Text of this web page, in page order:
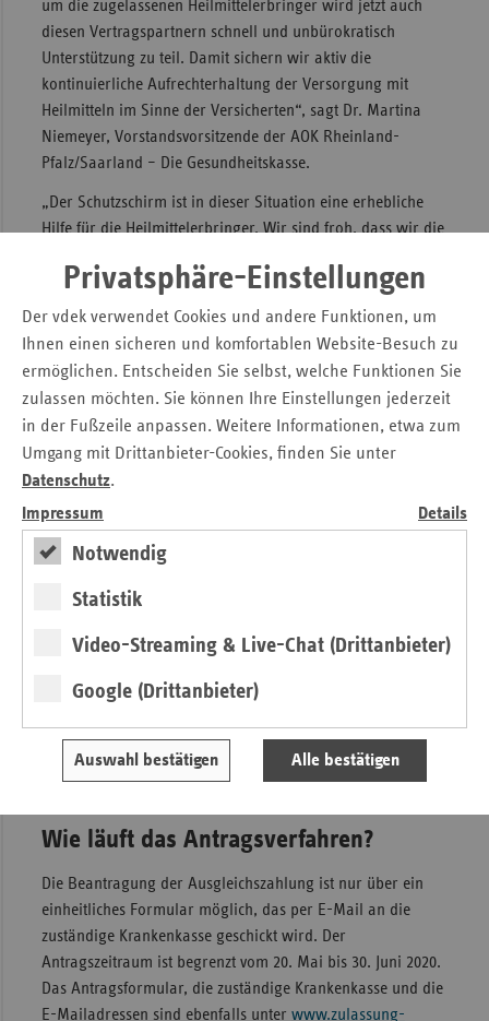
Privatsphäre-Einstellungen
Der vdek verwendet Cookies und andere Funktionen, um
Ihnen einen sicheren und komfortablen Website-Besuch zu
ermöglichen. Entscheiden Sie selbst, welche Funktionen Sie
zulassen möchten. Sie können Ihre Einstellungen jederzeit
in der Fußzeile anpassen. Weitere Informationen, etwa zum
Umgang mit Drittanbieter-Cookies, finden Sie unter
Datenschutz.
Impressum
Details
Notwendig
Statistik
Video-Streaming & Live-Chat (Drittanbieter)
Google (Drittanbieter)
Auswahl bestätigen Alle bestätigen
um die zugelassenen Heilmittelerbringer wird jetzt auch
diesen Vertragspartnern schnell und unbürokratisch
Unterstützung zu teil. Damit sichern wir aktiv die
kontinuierliche Aufrechterhaltung der Versorgung mit
Heilmitteln im Sinne der Versicherten“, sagt Dr. Martina
Niemeyer, Vorstandsvorsitzende der AOK Rheinland-
Pfalz/Saarland – Die Gesundheitskasse.
„Der Schutzschirm ist in dieser Situation eine erhebliche
Hilfe für die Heilmittelerbringer. Wir sind froh, dass wir die
Auszahlung der Gelder gemeinsam mit den Partnern in der
ARGE möglichst schnell und unkompliziert organisieren“,
erklärt Martin Schneider, Leiter der vdek-Landesvertretung
Die Anträge gehen je nach Postleitzahl an die AOK
Rheinland-Pfalz/Saarland – Die Gesundheitskasse, die
vdek-Landesvertretung oder die IKK Südwest. Nähere
Informationen gibt es unter
Wie hoch ist der Zuschuss?
Der Zuschuss ist eine Einmalzahlung und wird unabhängig
Therapieeinrichtungen, die 2019 bereits Behandlungen
erbracht haben, erhalten 40 Prozent der Vergütung, die sie
im vierten Quartal 2019 bei den Krankenkassen
abgerechnet haben.
Wer erst in diesem Jahr zugelassen worden ist, erhält einen
pauschalen Zuschuss von 1.500 Euro bis zu 4.500 Euro.
Wie läuft das Antragsverfahren?
Die Beantragung der Ausgleichszahlung ist nur über ein
einheitliches Formular möglich, das per E-Mail an die
zuständige Krankenkasse geschickt wird. Der
Antragszeitraum ist begrenzt vom 20. Mai bis 30. Juni 2020.
Das Antragsformular, die zuständige Krankenkasse und die
E-Mailadressen sind ebenfalls unter www.zulassung-